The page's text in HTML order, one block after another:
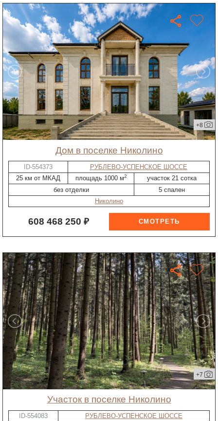
+8
дом в поселке Николино
ID-554373
РУБЛЕВО-УСПЕНСКОЕ ШОССЕ
25 км от МКАД
площадь 1000 м2
участок 21 сотка
без отделки
5 спален
Николино
608 468 250 ₽
+7
участок в поселке Николино
ID-554083
РУБЛЕВО-УСПЕНСКОЕ ШОССЕ